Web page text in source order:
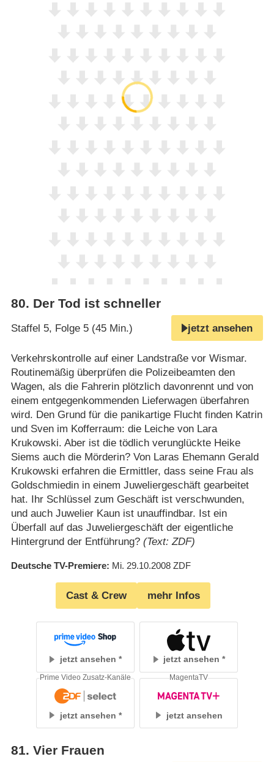
80. Der Tod ist schneller
Staffel 5, Folge 5 (45 Min.) jetzt ansehen
Verkehrskontrolle auf einer Landstraße vor Wismar.
Routinemäßig überprüfen die Polizeibeamten den
Wagen, als die Fahrerin plötzlich davonrennt und von
einem entgegenkommenden Lieferwagen überfahren
wird. Den Grund für die panikartige Flucht finden Katrin
und Sven im Kofferraum: die Leiche von Lara
Krukowski. Aber ist die tödlich verunglückte Heike
Siems auch die Mörderin? Von Laras Ehemann Gerald
Krukowski erfahren die Ermittler, dass seine Frau als
Goldschmiedin in einem Juweliergeschäft gearbeitet
hat. Ihr Schlüssel zum Geschäft ist verschwunden,
und auch Juwelier Kaun ist unauffindbar. Ist ein
Überfall auf das Juweliergeschäft der eigentliche
Hintergrund der Entführung? (Text: ZDF)
Deutsche TV-Premiere Mi. 29.10.2008 ZDF
Cast & Crew mehr Infos
jetzt ansehen jetzt ansehen
jetzt ansehen
Prime Video Zusatz-Kanäle
jetzt ansehen
MagentaTV
81. Vier Frauen